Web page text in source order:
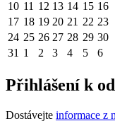
10 11 12 13 14 15 16
17 18 19 20 21 22 23
24 25 26 27 28 29 30
31 1 2 3 4 5 6
Přihlášení k
Dostávejte informace z